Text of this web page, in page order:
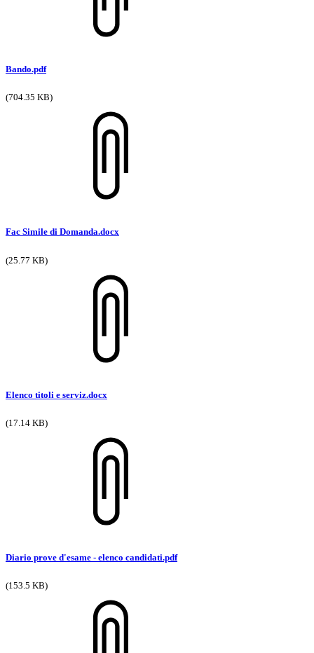
Bando.pdf
(704.35 KB)
Fac Simile di Domanda.docx
(25.77 KB)
Elenco titoli e serviz.docx
(17.14 KB)
Diario prove d'esame - elenco candidati.pdf
(153.5 KB)